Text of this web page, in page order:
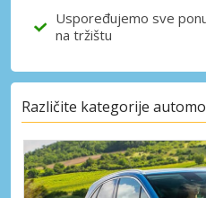
Uspoređujemo sve
na tržištu
Različite kategorije